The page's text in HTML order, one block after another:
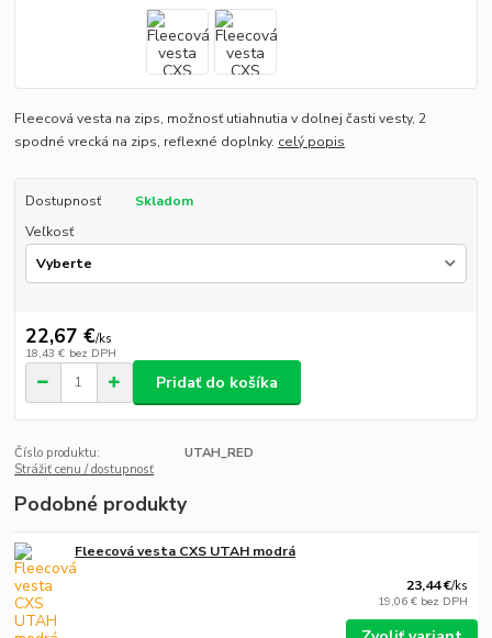
Fleecová vesta na zips, možnosť utiahnutia v dolnej časti vesty, 2
spodné vrecká na zips, reflexné doplnky. celý popis
Dostupnosť
Skladom
Veľkosť
22,67 €/ks
18,43 € bez DPH
Pridať do košíka
Číslo produktu:
UTAH_RED
Strážiť cenu / dostupnosť
Podobné produkty
Fleecová vesta CXS UTAH modrá
23,44 €/ks
19,06 € bez DPH